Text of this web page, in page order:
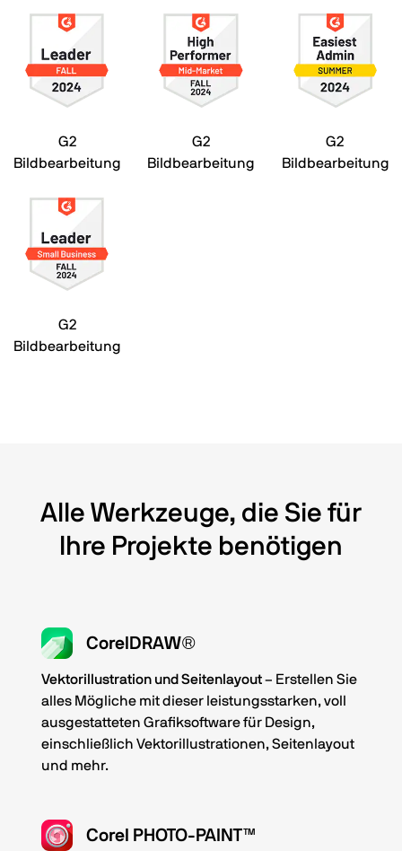
G2
Bildbearbeitung
G2
Bildbearbeitung
G2
Bildbearbeitung
G2
Bildbearbeitung
Alle Werkzeuge, die Sie für
Ihre Projekte benötigen
CorelDRAW®
Vektorillustration und Seitenlayout– Erstellen Sie
alles Mögliche mit dieser leistungsstarken, voll
ausgestatteten Grafiksoftware für Design,
einschließlich Vektorillustrationen, Seitenlayout
und mehr.
Corel PHOTO-PAINT™